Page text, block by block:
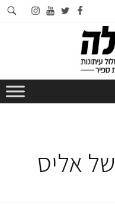
facebook
twitter
youtube
instagram
אליס